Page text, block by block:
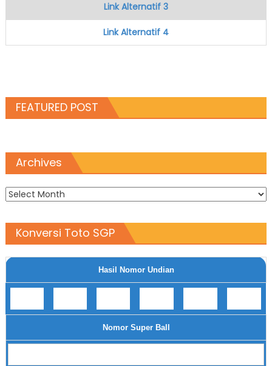
Link Alternatif 3
Link Alternatif 4
FEATURED POST
Archives
Archives
Konversi Toto SGP
Hasil Nomor Undian
Nomor Super Ball